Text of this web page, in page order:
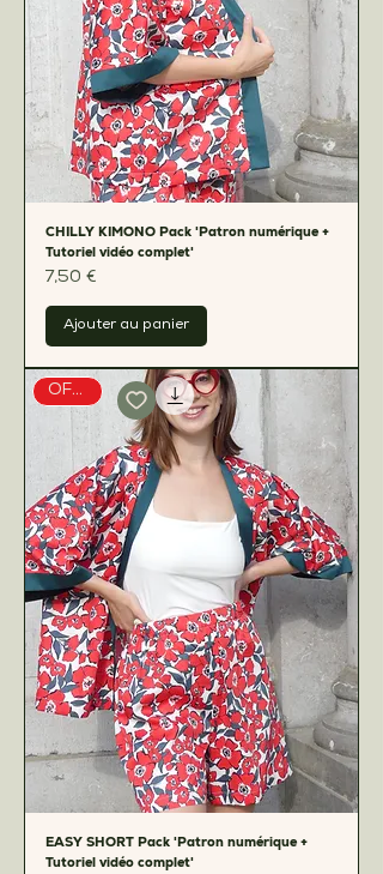
CHILLY KIMONO Pack 'Patron numérique +
Tutoriel vidéo complet'
Prix
7,50 €
Ajouter au panier
OFFERT
EASY SHORT Pack 'Patron numérique +
Tutoriel vidéo complet'